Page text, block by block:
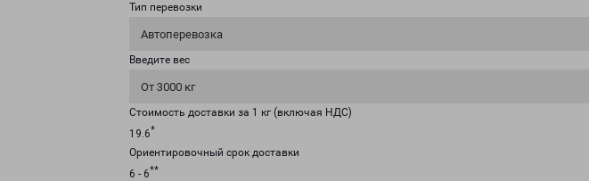
Тип перевозки
Автоперевозка
Введите вес
От 3000 кг
Стоимость доставки за 1 кг (включая НДС)
19.6*
Ориентировочный срок доставки
6 - 6**